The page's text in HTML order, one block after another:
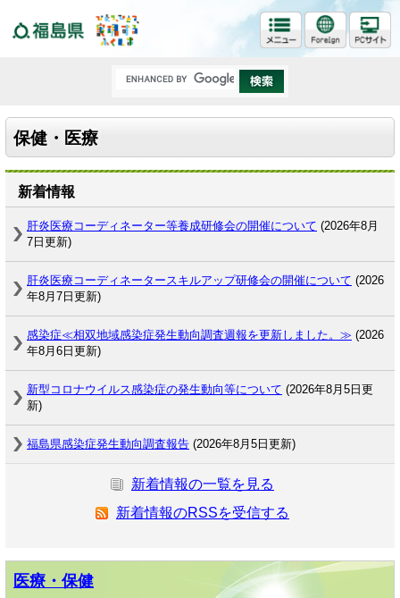
保健・医療
新着情報
肝炎医療コーディネーター等養成研修会の開催について (2026年8月
7日更新)
肝炎医療コーディネータースキルアップ研修会の開催について (2026
年8月7日更新)
感染症≪相双地域感染症発生動向調査週報を更新しました。≫ (2026
年8月6日更新)
新型コロナウイルス感染症の発生動向等について (2026年8月5日更
新)
福島県感染症発生動向調査報告 (2026年8月5日更新)
新着情報の一覧を見る
新着情報のRSSを受信する
医療・保健